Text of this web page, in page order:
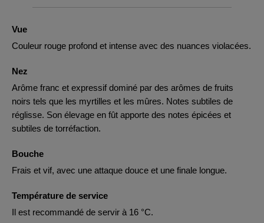
Vue
Couleur rouge profond et intense avec des nuances violacées.
Nez
Arôme franc et expressif dominé par des arômes de fruits
noirs tels que les myrtilles et les mûres. Notes subtiles de
réglisse. Son élevage en fût apporte des notes épicées et
subtiles de torréfaction.
Bouche
Frais et vif, avec une attaque douce et une finale longue.
Température de service
Il est recommandé de servir à 16 °C.